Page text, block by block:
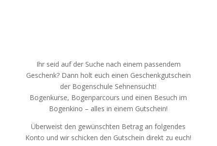
Ihr seid auf der Suche nach einem passendem
Geschenk? Dann holt euch einen Geschenkgutschein
der Bogenschule Sehnensucht!
Bogenkurse, Bogenparcours und einen Besuch im
Bogenkino – alles in einem Gutschein!
Überweist den gewünschten Betrag an folgendes
Konto und wir schicken den Gutschein direkt zu euch!